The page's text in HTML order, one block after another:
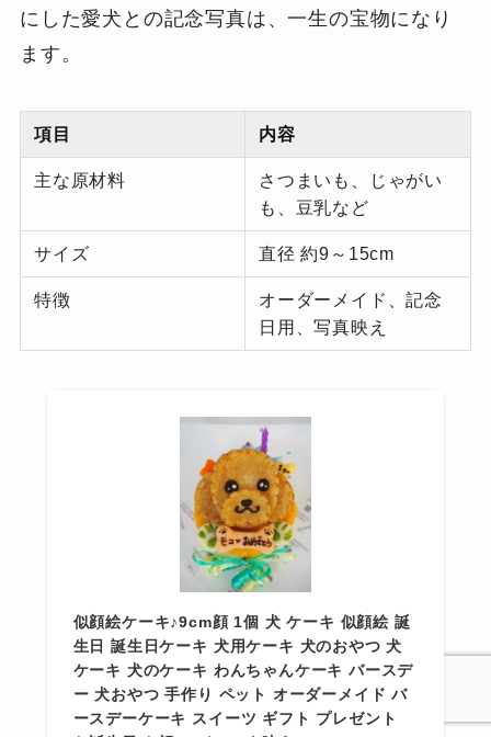
にした愛犬との記念写真は、一生の宝物になり
ます。
項目 内容
主な原材料
さつまいも、じゃがい
も、豆乳など
サイズ 直径 約9～15cm
特徴
オーダーメイド、記念
日用、写真映え
似顔絵ケーキ♪9cm顔 1個 犬 ケーキ 似顔絵 誕
生日 誕生日ケーキ 犬用ケーキ 犬のおやつ 犬
ケーキ 犬のケーキ わんちゃんケーキ バースデ
ー 犬おやつ 手作り ペット オーダーメイド バ
ースデーケーキ スイーツ ギフト プレゼント